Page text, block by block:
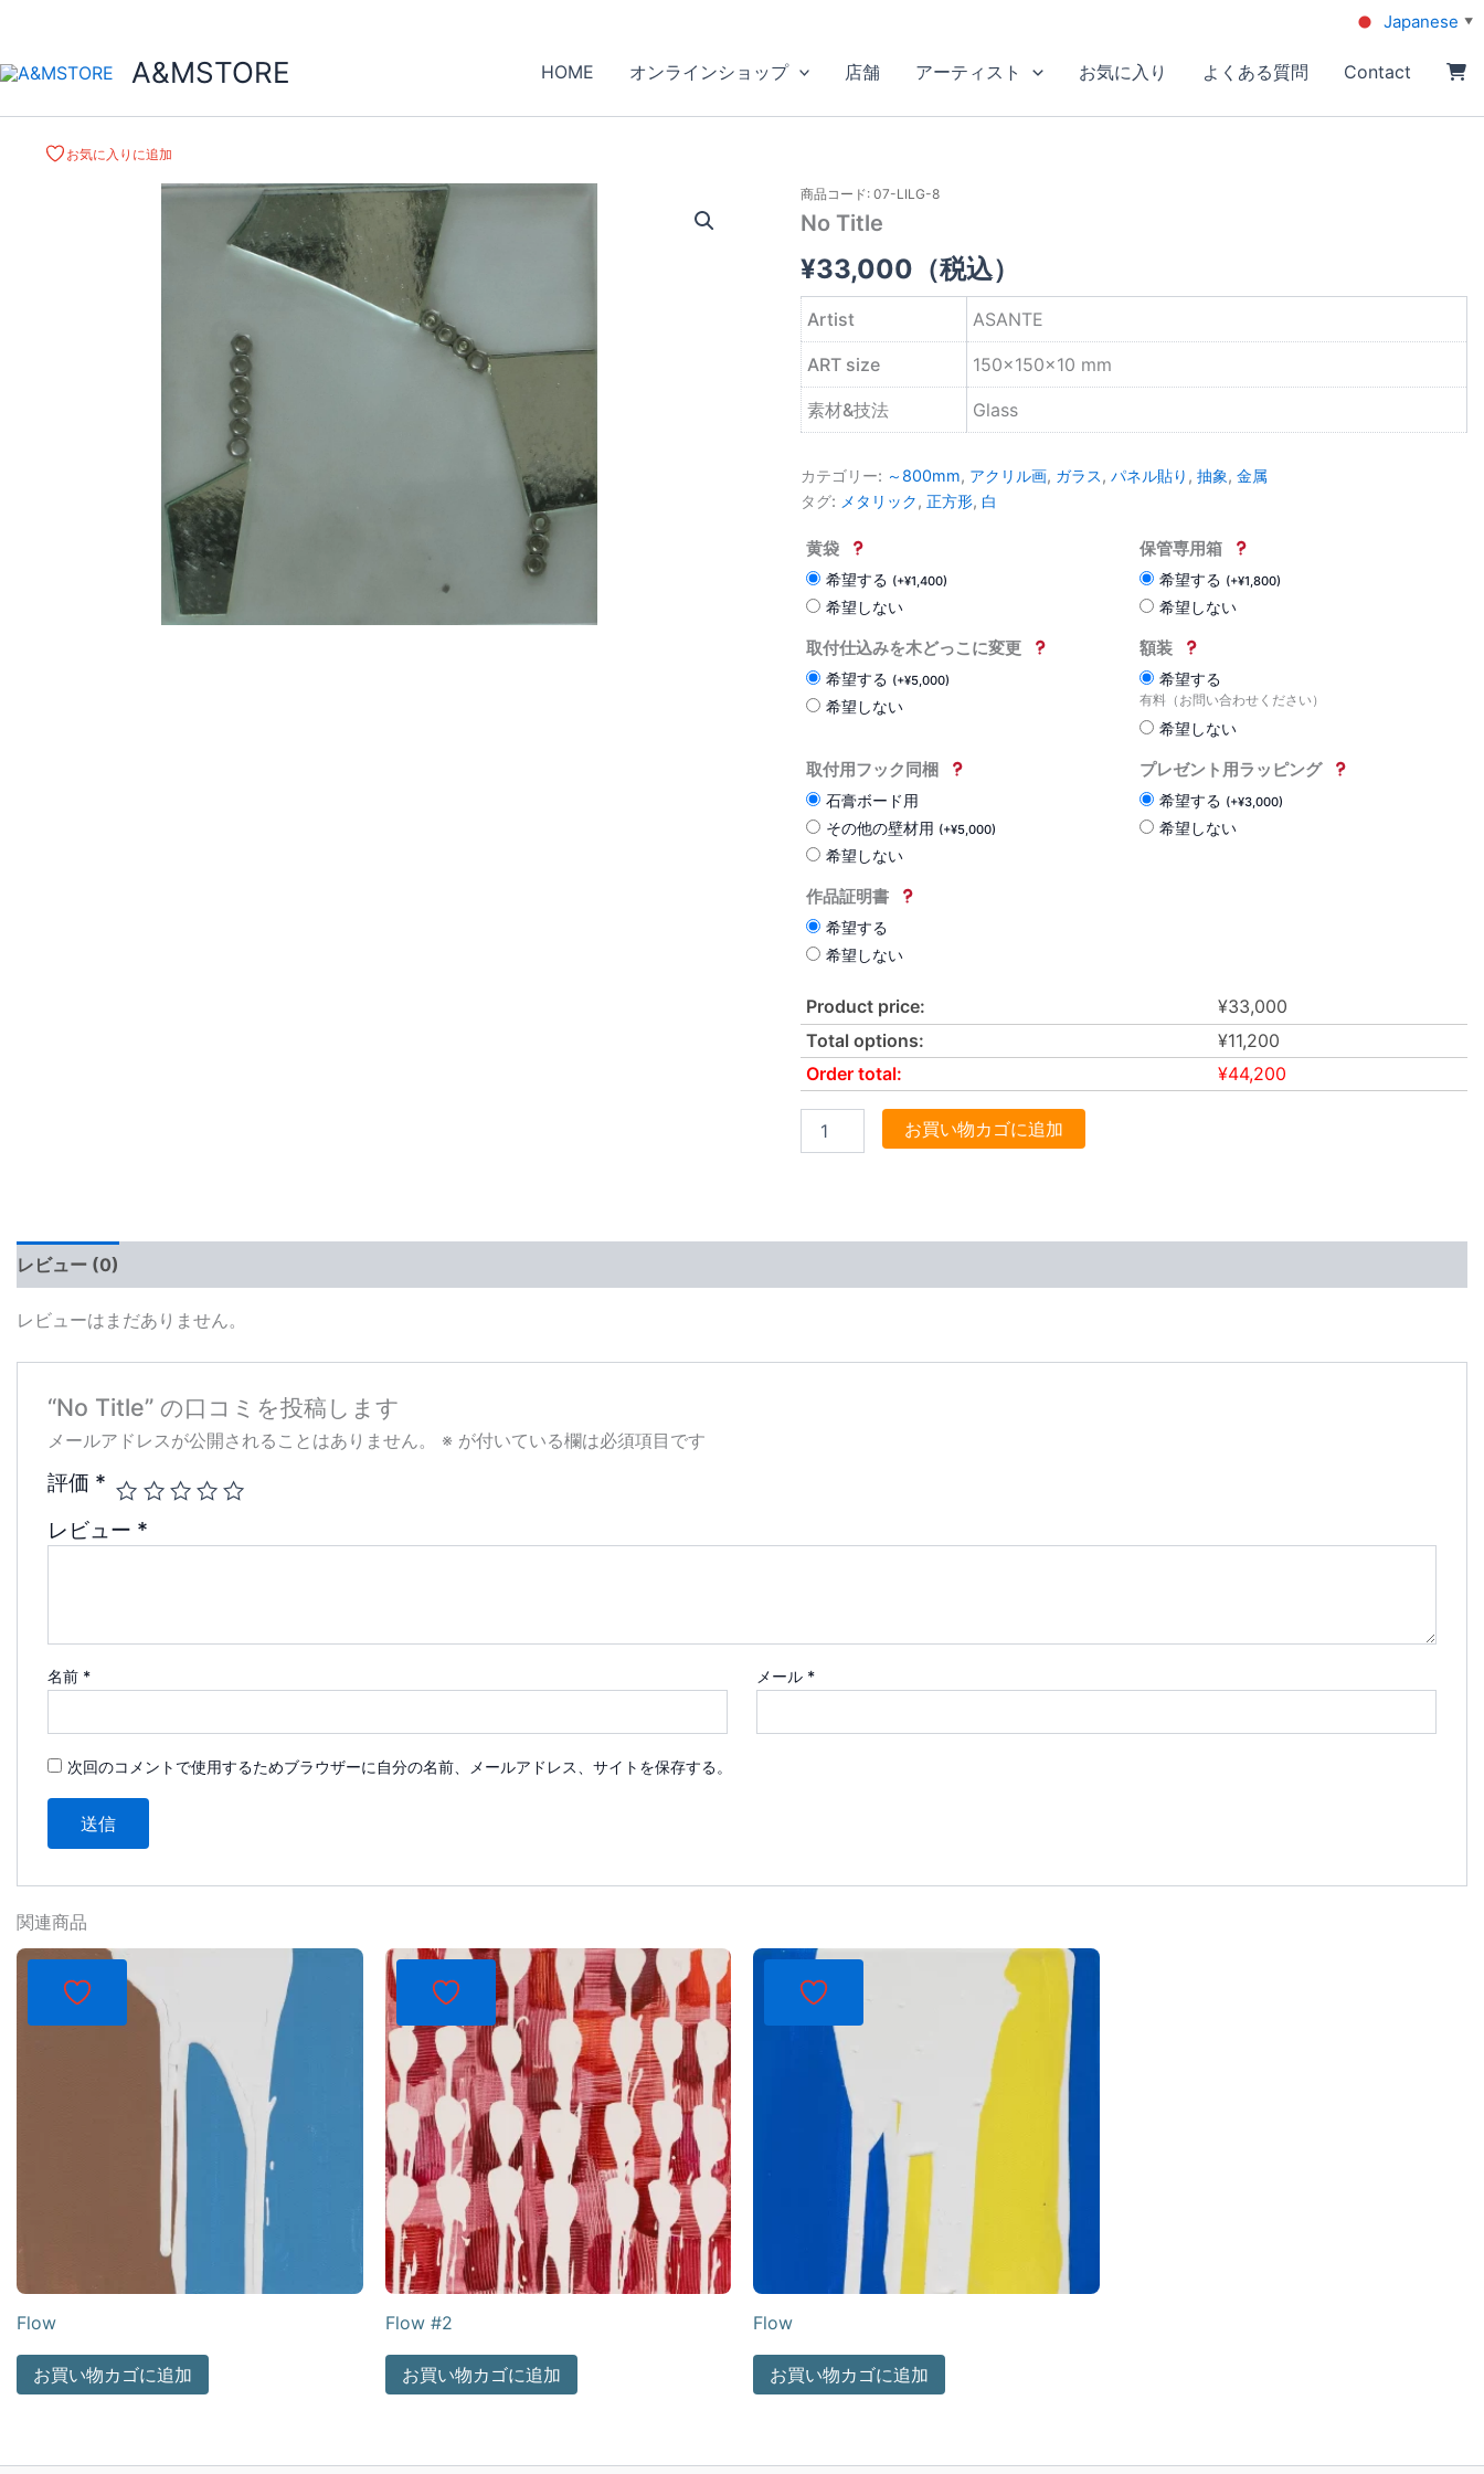
A&MSTORE HOME オンラインショップ 店舗 アーティスト お気に入り よくある質問 Contact
お気に入りに追加
商品コード: 07-LILG-8
No Title
¥33,000 （税込）
Artist ASANTE
ART size 150×150×10 mm
素材&技法 Glass
カテゴリー: ～800mm, アクリル画, ガラス, パネル貼り , 抽象, 金属
タグ: メタリック, 正方形, 白
黄袋
希望する (+¥1,400)
希望しない
保管専用箱
希望する (+¥1,800)
希望しない
取付仕込みを木どっこに変更
希望する (+¥5,000)
希望しない
額装
希望する
有料（お問い合わせください）
希望しない
取付用フック同梱
石膏ボード用
その他の壁材用 (+¥5,000)
希望しない
プレゼント用ラッピング
希望する (+¥3,000)
希望しない
作品証明書
希望する
希望しない
Product price: ¥33,000
Total options:
¥11,200
Order total:
¥44,200
お買い物カゴに追加
レビュー (0)
レビューはまだありません。
“No Title” の口コミを投稿します
メールアドレスが公開されることはありません。 ※ が付いている欄は必須項目です
評価 *
レビュー *
名前 * メール *
次回のコメントで使用するためブラウザーに自分の名前、メールアドレス、サイトを保存する。
関連商品
Flow
お買い物カゴに追加
Flow #2
お買い物カゴに追加
Flow
お買い物カゴに追加
Japanese ▼